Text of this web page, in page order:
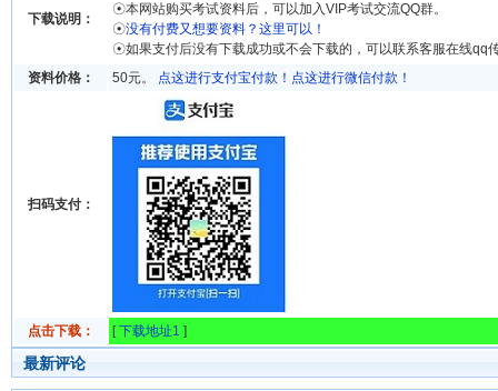
下载说明：
☉本网站购买考试资料后，可以加入VIP考试交流QQ群。
☉没有付费又想要资料？这里可以！
☉如果支付后没有下载成功或不会下载的，可以联系客服在线qq
资料价格：
50元。 点这进行支付宝付款！ 点这进行微信付款！
扫码支付：
点击下载： [下载地址1 ]
最新评论